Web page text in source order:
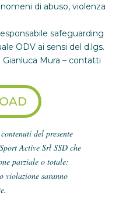
di abuso, violenza
safeguarding
ODV ai sensi del d.lgs.
Gianluca Mura – contatti
del presente
Active Srl SSD che
parziale o totale:
violazione saranno